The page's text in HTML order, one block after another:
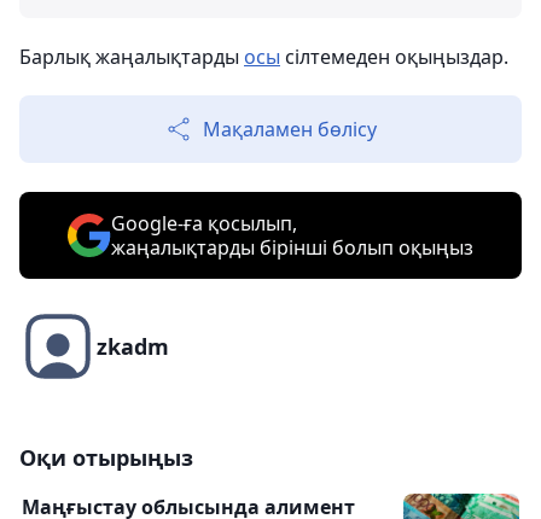
Барлық жаңалықтарды осы сілтемеден оқыңыздар.
Мақаламен бөлісу
Google-ға қосылып,
жаңалықтарды бірінші болып оқыңыз
zkadm
Оқи отырыңыз
Маңғыстау облысында алимент